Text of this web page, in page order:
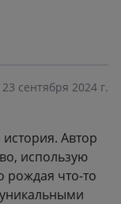
23 сентября 2024 г.
Автор
использую
рождая что-то